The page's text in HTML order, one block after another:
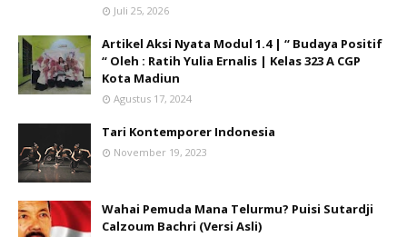
Juli 25, 2026
Artikel Aksi Nyata Modul 1.4 | “ Budaya Positif
“ Oleh : Ratih Yulia Ernalis | Kelas 323 A CGP
Kota Madiun
Agustus 17, 2024
Tari Kontemporer Indonesia
November 19, 2023
Wahai Pemuda Mana Telurmu? Puisi Sutardji
Calzoum Bachri (Versi Asli)